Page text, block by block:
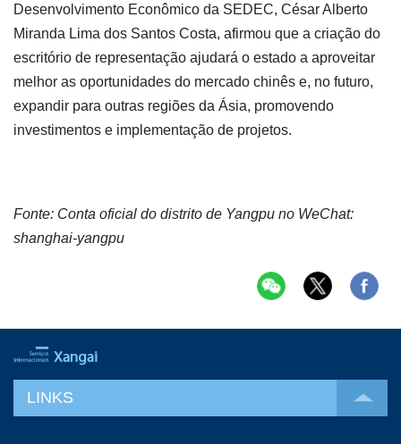
Desenvolvimento Econômico da SEDEC, César Alberto
Miranda Lima dos Santos Costa, afirmou que a criação do
escritório de representação ajudará o estado a aproveitar
melhor as oportunidades do mercado chinês e, no futuro,
expandir para outras regiões da Ásia, promovendo
investimentos e implementação de projetos.
Fonte: Conta oficial do distrito de Yangpu no WeChat:
shanghai-yangpu
LINKS